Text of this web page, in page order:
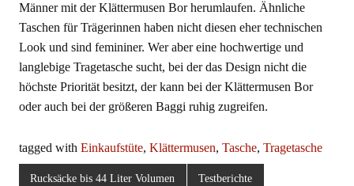
Männer mit der Klättermusen Bor herumlaufen. Ähnliche
Taschen für Trägerinnen haben nicht diesen eher technischen
Look und sind femininer. Wer aber eine hochwertige und
langlebige Tragetasche sucht, bei der das Design nicht die
höchste Priorität besitzt, der kann bei der Klättermusen Bor
oder auch bei der größeren Baggi ruhig zugreifen.
tagged with Einkaufstüte, Klättermusen, Tasche, Tragetasche
Rucksäcke bis 44 Liter Volumen Testberichte